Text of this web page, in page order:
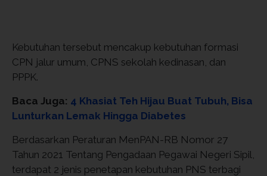
Kebutuhan tersebut mencakup kebutuhan formasi
CPN jalur umum, CPNS sekolah kedinasan, dan
PPPK.
Baca Juga: 4 Khasiat Teh Hijau Buat Tubuh, Bisa
Lunturkan Lemak Hingga Diabetes
Berdasarkan Peraturan MenPAN-RB Nomor 27
Tahun 2021 Tentang Pengadaan Pegawai Negeri Sipil,
terdapat 2 jenis penetapan kebutuhan PNS terbagi